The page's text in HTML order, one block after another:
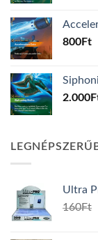
800Ft
2.000
Ultra
160Ft